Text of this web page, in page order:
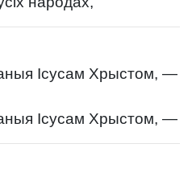
Ісусам Хрыстом, —
Ісусам Хрыстом, —